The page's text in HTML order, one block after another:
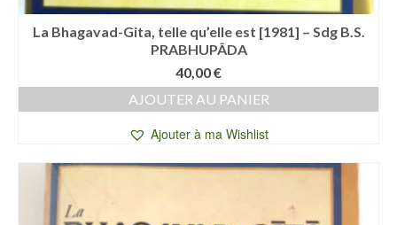
La Bhagavad-Gita, telle qu’elle est [1981] – Sdg B.S.
PRABHUPÂDA
40,00€
AJOUTER AU PANIER
Ajouter à ma Wishlist